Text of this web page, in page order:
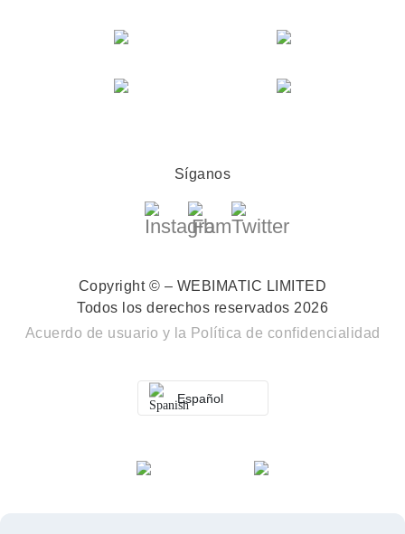
Síganos
Copyright © – WEBIMATIC LIMITED
Todos los derechos reservados 2026
Acuerdo de usuario y la Política de confidencialidad
Español